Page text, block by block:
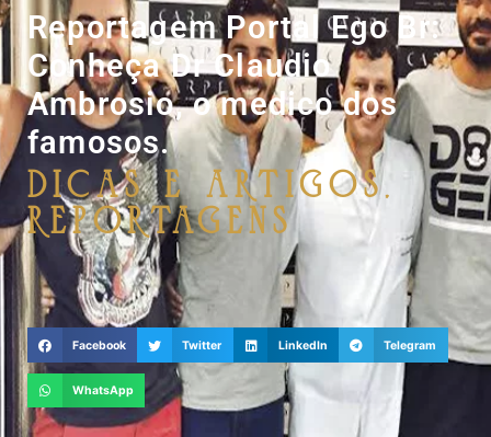
Reportagem Portal Ego Br:
Conheça Dr Claudio
Ambrosio, o medico dos
famosos.
Dicas e Artigos,
Reportagens
Facebook Twitter LinkedIn Telegram
WhatsApp